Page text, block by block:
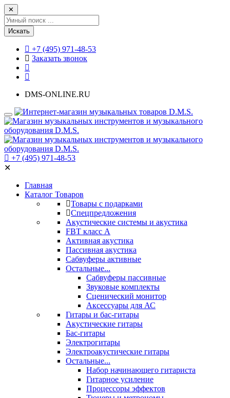
✕
Искать
+7 (495) 971-48-53
Заказать звонок
DMS-ONLINE.RU
+7 (495) 971-48-53
✕
Главная
Каталог Товаров
Товары с подарками
Спецпредложения
Акустические системы и акустика
FBT класс А
Активная акустика
Пассивная акустика
Сабвуферы активные
Остальные...
Сабвуферы пассивные
Звуковые комплекты
Сценический монитор
Аксессуары для АС
Гитары и бас-гитары
Акустические гитары
Бас-гитары
Электрогитары
Электроакустические гитары
Остальные...
Набор начинающего гитариста
Гитарное усиление
Процессоры эффектов